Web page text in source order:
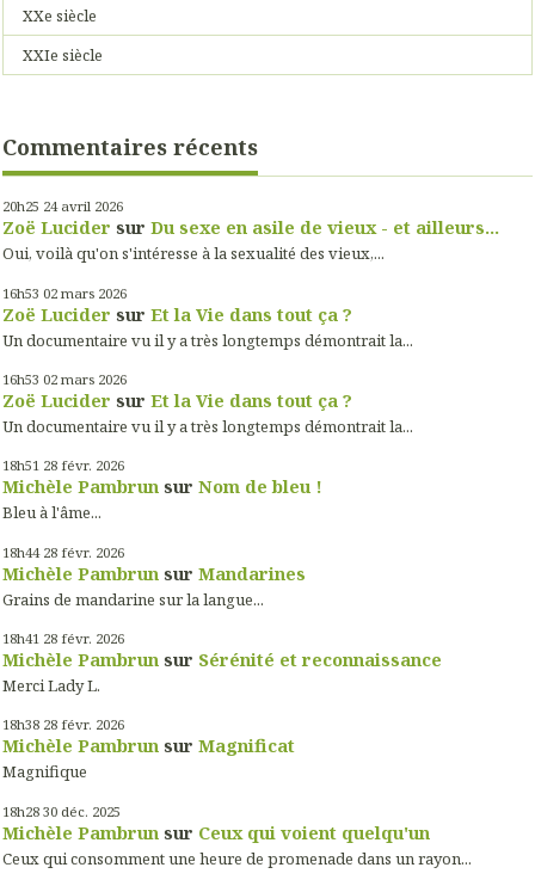
XXe siècle
XXIe siècle
Commentaires récents
20h25 24 avril 2026
Zoë Lucider sur Du sexe en asile de vieux - et ailleurs...
Oui, voilà qu'on s'intéresse à la sexualité des vieux,...
16h53 02 mars 2026
Zoë Lucider sur Et la Vie dans tout ça ?
Un documentaire vu il y a très longtemps démontrait la...
16h53 02 mars 2026
Zoë Lucider sur Et la Vie dans tout ça ?
Un documentaire vu il y a très longtemps démontrait la...
18h51 28 févr. 2026
Michèle Pambrun sur Nom de bleu !
Bleu à l'âme...
18h44 28 févr. 2026
Michèle Pambrun sur Mandarines
Grains de mandarine sur la langue...
18h41 28 févr. 2026
Michèle Pambrun sur Sérénité et reconnaissance
Merci Lady L.
18h38 28 févr. 2026
Michèle Pambrun sur Magnificat
Magnifique
18h28 30 déc. 2025
Michèle Pambrun sur Ceux qui voient quelqu'un
Ceux qui consomment une heure de promenade dans un rayon...